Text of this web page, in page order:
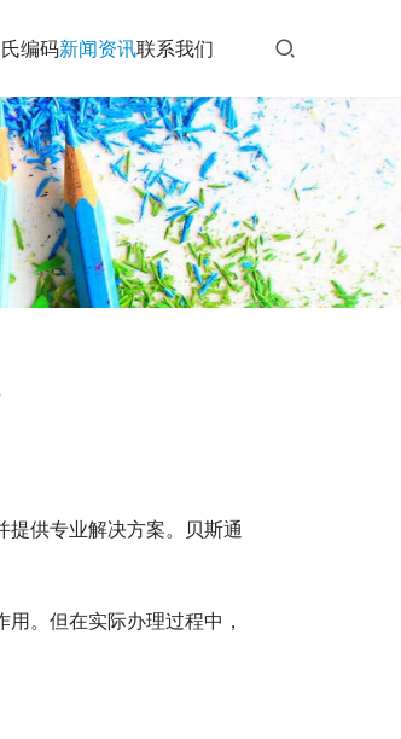
编码新闻资讯联系我们
供专业解决方案。贝斯通
。但在实际办理过程中，